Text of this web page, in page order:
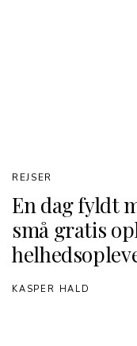
En dag fyldt
små gratis
REJSER
KASPER HALD